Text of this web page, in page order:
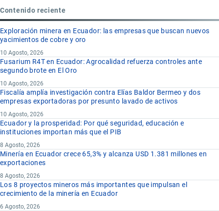
Contenido reciente
Exploración minera en Ecuador: las empresas que buscan nuevos
yacimientos de cobre y oro
10 Agosto, 2026
Fusarium R4T en Ecuador: Agrocalidad refuerza controles ante
segundo brote en El Oro
10 Agosto, 2026
Fiscalía amplía investigación contra Elías Baldor Bermeo y dos
empresas exportadoras por presunto lavado de activos
10 Agosto, 2026
Ecuador y la prosperidad: Por qué seguridad, educación e
instituciones importan más que el PIB
8 Agosto, 2026
Minería en Ecuador crece 65,3% y alcanza USD 1.381 millones en
exportaciones
8 Agosto, 2026
Los 8 proyectos mineros más importantes que impulsan el
crecimiento de la minería en Ecuador
6 Agosto, 2026